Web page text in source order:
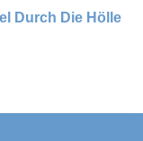
Durch Die Hölle